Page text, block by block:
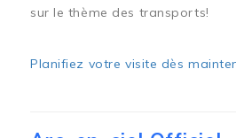
sur le thème des transports!
Planifiez votre visite dès